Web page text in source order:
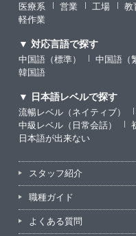
医療系
営業 工場 教
軽作業
▼ 対応言語で探す
中国語（標準） 中国語（
韓国語
▼ 日本語レベルで探す
流暢レベル（ネイティブ）
中級レベル（日常会話）
日本語が出来ない
スタッフ紹介
職種ガイド
よくある質問